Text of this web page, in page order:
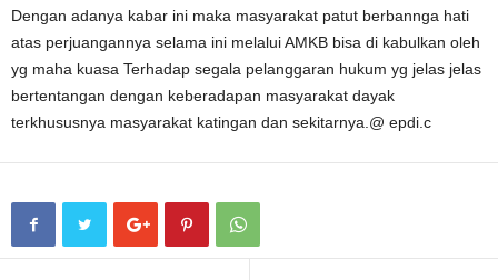
Dengan adanya kabar ini maka masyarakat patut berbannga hati
atas perjuangannya selama ini melalui AMKB bisa di kabulkan oleh
yg maha kuasa Terhadap segala pelanggaran hukum yg jelas jelas
bertentangan dengan keberadapan masyarakat dayak
terkhususnya masyarakat katingan dan sekitarnya.@ epdi.c